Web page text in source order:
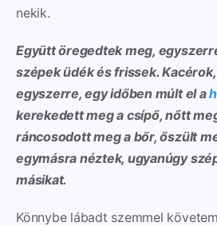
nekik.
Együtt öregedtek meg,
szépek üdék és frissek.
egyszerre, egy időben múlt el a
kerekedett meg a csípő, nőtt
ráncosodott meg a bőr, őszült
egymásra néztek, ugyanúgy
másikat.
Könnybe lábadt szemmel